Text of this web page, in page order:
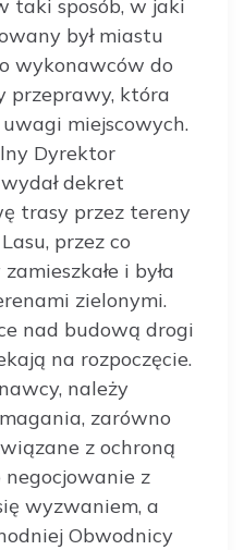
taki sposób, w jaki
był miastu
wykonawców do
przeprawy, która
miejscowych.
Dyrektor
dekret
trasy przez tereny
przez co
i była
zielonymi.
nad budową drogi
na rozpoczęcie.
należy
zarówno
z ochroną
z
wyzwaniem, a
Obwodnicy